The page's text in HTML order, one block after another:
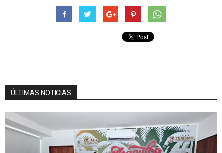
ÚLTIMAS NOTICIAS